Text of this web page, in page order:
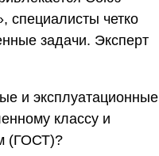
, специалисты четко
задачи. Эксперт
и эксплуатационные
классу и
(ГОСТ)?